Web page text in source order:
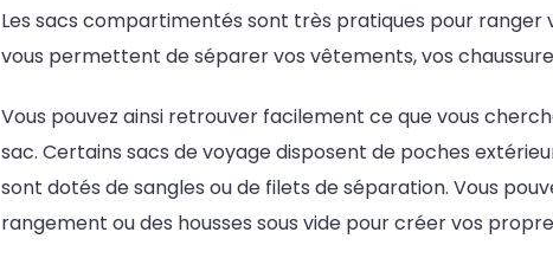
Les sacs compartimentés sont très pratiques pour ranger
vous permettent de séparer vos vêtements, vos
Vous pouvez ainsi retrouver facilement ce que vous
sac. Certains sacs de voyage disposent de poches
sont dotés de sangles ou de filets de séparation. Vous
rangement ou des housses sous vide pour créer vos